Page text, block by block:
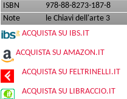
ISBN
978-88-8273-187-8
Note
le Chiavi dell'arte 3
ACQUISTA SU IBS.IT
ACQUISTA SU AMAZON.IT
ACQUISTA SU FELTRINELLI.IT
ACQUISTA SU LIBRACCIO.IT